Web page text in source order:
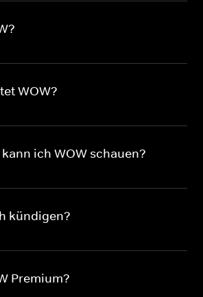
WOW?
ich WOW schauen?
kündigen?
Premium?